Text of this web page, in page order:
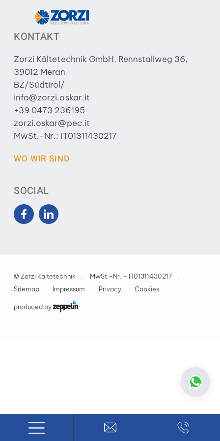
KONTAKT
Zorzi Kältetechnik GmbH, Rennstallweg 36,
39012 Meran
BZ/Südtirol/
info@zorzi.oskar.it
+39 0473 236195
zorzi.oskar@pec.it
MwSt.-Nr.: IT01311430217
WO WIR SIND
SOCIAL
©Zorzi Kältetechnik
MwSt.-Nr. - IT01311430217
Sitemap
Impressum Privacy Cookies
produced by